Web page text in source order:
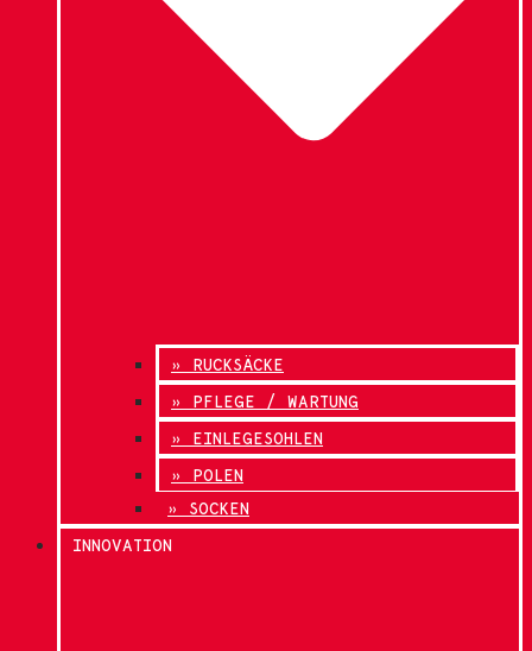
» RUCKSÄCKE
» PFLEGE / WARTUNG
» EINLEGESOHLEN
» POLEN
» SOCKEN
INNOVATION